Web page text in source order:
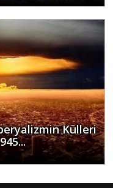
Külleri